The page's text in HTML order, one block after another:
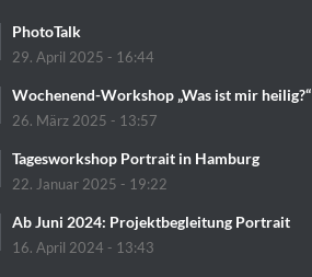
PhotoTalk
29. April 2025 - 16:44
Wochenend-Workshop „Was ist mir heilig?“
26. März 2025 - 13:57
Tagesworkshop Portrait in Hamburg
22. Januar 2025 - 19:22
Ab Juni 2024: Projektbegleitung Portrait
16. April 2024 - 13:43